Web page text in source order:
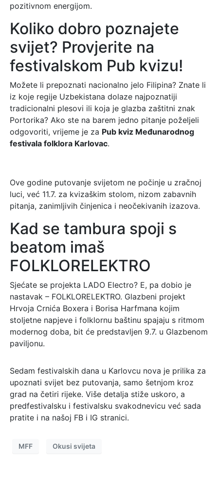
pozitivnom energijom.
Koliko dobro poznajete
svijet? Provjerite na
festivalskom Pub kvizu!
Možete li prepoznati nacionalno jelo Filipina? Znate li
iz koje regije Uzbekistana dolaze najpoznatiji
tradicionalni plesovi ili koja je glazba zaštitni znak
Portorika? Ako ste na barem jedno pitanje poželjeli
odgovoriti, vrijeme je za Pub kviz Međunarodnog
festivala folklora Karlovac.
Ove godine putovanje svijetom ne počinje u zračnoj
luci, već 11.7. za kvizaškim stolom, nizom zabavnih
pitanja, zanimljivih činjenica i neočekivanih izazova.
Kad se tambura spoji s
beatom imaš
FOLKLORELEKTRO
Sjećate se projekta LADO Electro? E, pa dobio je
nastavak – FOLKLORELEKTRO. Glazbeni projekt
Hrvoja Crnića Boxera i Borisa Harfmana kojim
stoljetne napjeve i folklornu baštinu spajaju s ritmom
modernog doba, bit će predstavljen 9.7. u Glazbenom
paviljonu.
Sedam festivalskih dana u Karlovcu nova je prilika za
upoznati svijet bez putovanja, samo šetnjom kroz
grad na četiri rijeke. Više detalja stiže uskoro, a
predfestivalsku i festivalsku svakodnevicu već sada
pratite i na našoj FB i IG stranici.
MFF Okusi svijeta